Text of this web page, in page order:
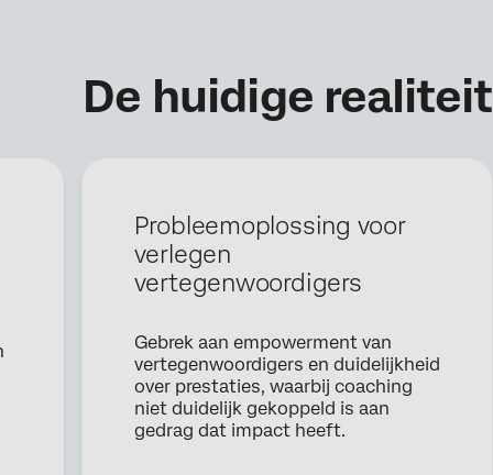
Achternaam*
Telefoonnummer*
Privacyverklaring
Verzenden
De huidige realiteit
Probleemoplossing voor
verlegen
vertegenwoordigers
Gebrek aan empowerment van
vertegenwoordigers en duidelijkheid
over prestaties, waarbij coaching
niet duidelijk gekoppeld is aan
gedrag dat impact heeft.